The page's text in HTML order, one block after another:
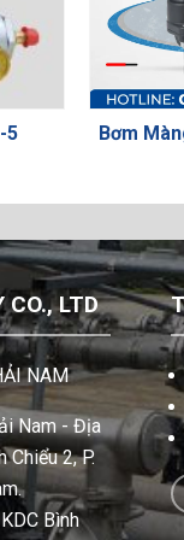
Bơm Màng
CO., LTD
NAM
Nam - Địa
Chiểu 2, P.
Bình